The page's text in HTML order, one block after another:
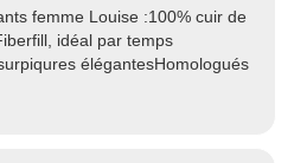
femme Louise :100% cuir de
idéal par temps
élégantesHomologués